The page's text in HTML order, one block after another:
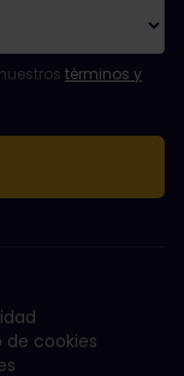
Vuelve a intentarlo
al boletín
términos y
de cookies